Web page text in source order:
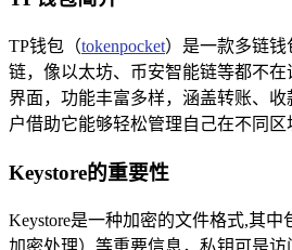
TP钱包（tokenpocket）是一款多链
链，像以太坊、币安智能链等都不
界面，功能丰富多样，涵盖转账、收
户借助它能够轻松管理自己在不同区
Keystore的重要性
Keystore是一种加密的文件格式,其
加密处理）等重要信息，私钥可是